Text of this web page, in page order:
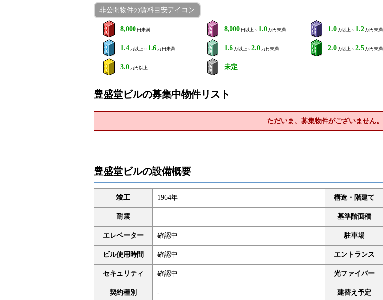
非公開物件の賃料目安アイコン
8,000 円未満 8,000 円以上～ 1.0 万円未満 1.0 万以上～ 1.2 万円未満
1.4 万以上～ 1.6 万円未満 1.6 万以上～ 2.0 万円未満 2.0 万以上～ 2.5 万円未満
3.0 万円以上 未定
豊盛堂ビルの募集中物件リスト
ただいま、募集物件がございません。
豊盛堂ビルの設備概要
竣工 1964年 構造・階建て
耐震 基準階面積
エレベーター 確認中 駐車場
ビル使用時間 確認中 エントランス
セキュリティ 確認中 光ファイバー
契約種別 - 建替え予定